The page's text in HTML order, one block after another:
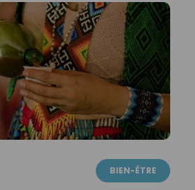
BIEN-ÊTRE